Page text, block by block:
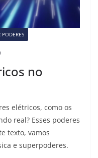
PODERES
no
elétricos, como os
real? Esses poderes
texto, vamos
e superpoderes.